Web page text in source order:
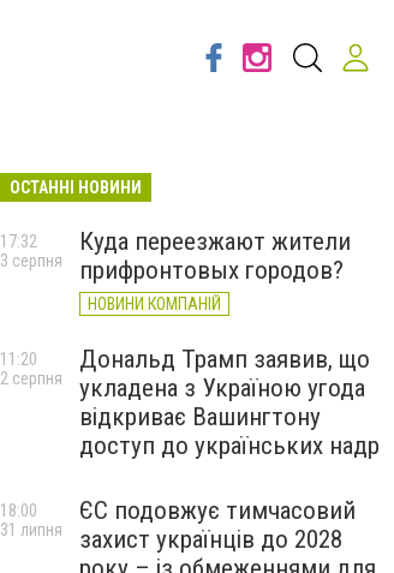
ОСТАННІ НОВИНИ
Куда переезжают жители
прифронтовых городов?
НОВИНИ КОМПАНІЙ
17:32
3 серпня
Дональд Трамп заявив, що
укладена з Україною угода
відкриває Вашингтону
доступ до українських надр
11:20
2 серпня
ЄС подовжує тимчасовий
захист українців до 2028
18:00
31 липня